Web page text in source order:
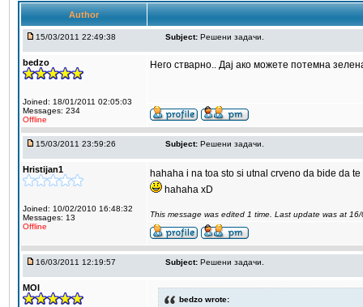
Author
15/03/2011 22:49:38 Subject: Решени задачи.
bedzo
Joined: 18/01/2011 02:05:03
Messages: 234
Offline
Него стварно.. Дај ако можете потемна
15/03/2011 23:59:26 Subject: Решени задачи.
Hristijan1
Joined: 10/02/2010 16:48:32
Messages: 13
Offline
hahaha i na toa sto si utnal crveno da bide da
hahaha xD
This message was edited 1 time. Last update was at
16/03/2011 12:19:57 Subject: Решени задачи.
MOI
bedzo wrote: